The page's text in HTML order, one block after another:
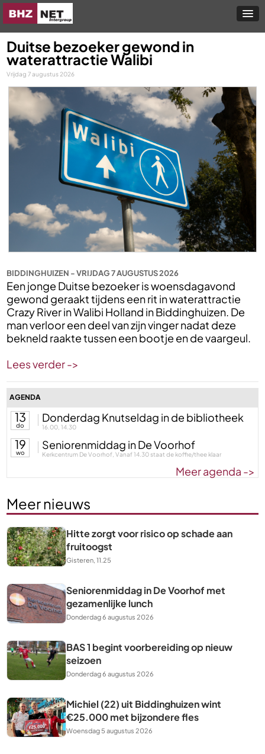
Duitse bezoeker gewond in
waterattractie Walibi
Vrijdag 7 augustus 2026
BIDDINGHUIZEN - VRIJDAG 7 AUGUSTUS 2026
Een jonge Duitse bezoeker is woensdagavond
gewond geraakt tijdens een rit in waterattractie
Crazy River in Walibi Holland in Biddinghuizen. De
man verloor een deel van zijn vinger nadat deze
bekneld raakte tussen een bootje en de vaargeul.
Lees verder ->
AGENDA
13
do
Donderdag Knutseldag in de bibliotheek
16.00, 14.30
19
wo
Seniorenmiddag in De Voorhof
Kerkcentrum De Voorhof, Vanaf 14.30 staat de koffie/thee klaar
Meer agenda ->
Meer nieuws
Hitte zorgt voor risico op schade aan
fruitoogst
Gisteren, 11.25
Seniorenmiddag in De Voorhof met
gezamenlijke lunch
Donderdag 6 augustus 2026
BAS 1 begint voorbereiding op nieuw
seizoen
Donderdag 6 augustus 2026
Michiel (22) uit Biddinghuizen wint
€25.000 met bijzondere fles
Woensdag 5 augustus 2026